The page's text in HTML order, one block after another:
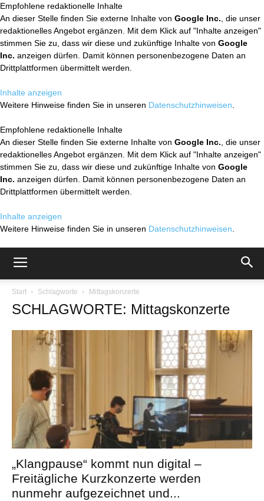
Empfohlene redaktionelle Inhalte
An dieser Stelle finden Sie externe Inhalte von Google Inc. , die unser
redaktionelles Angebot ergänzen. Mit dem Klick auf "Inhalte anzeigen"
stimmen Sie zu, dass wir diese und zukünftige Inhalte von Google
Inc. anzeigen dürfen. Damit können personenbezogene Daten an
Drittplattformen übermittelt werden.
Inhalte anzeigen
Weitere Hinweise finden Sie in unseren Datenschutzhinweisen
Empfohlene redaktionelle Inhalte
An dieser Stelle finden Sie externe Inhalte von Google Inc. , die unser
redaktionelles Angebot ergänzen. Mit dem Klick auf "Inhalte anzeigen"
stimmen Sie zu, dass wir diese und zukünftige Inhalte von Google
Inc. anzeigen dürfen. Damit können personenbezogene Daten an
Drittplattformen übermittelt werden.
Inhalte anzeigen
Weitere Hinweise finden Sie in unseren Datenschutzhinweisen
Start Schlagworte Mittagskonzerte
SCHLAGWORTE: Mittagskonzerte
„Klangpause“ kommt nun digital –
Freitägliche Kurzkonzerte werden
nunmehr aufgezeichnet und...